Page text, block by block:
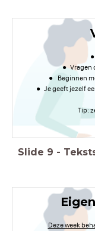
Vragen
Beginnen
Je geeft jezelf
Tip:
Slide 9 -
Deze week